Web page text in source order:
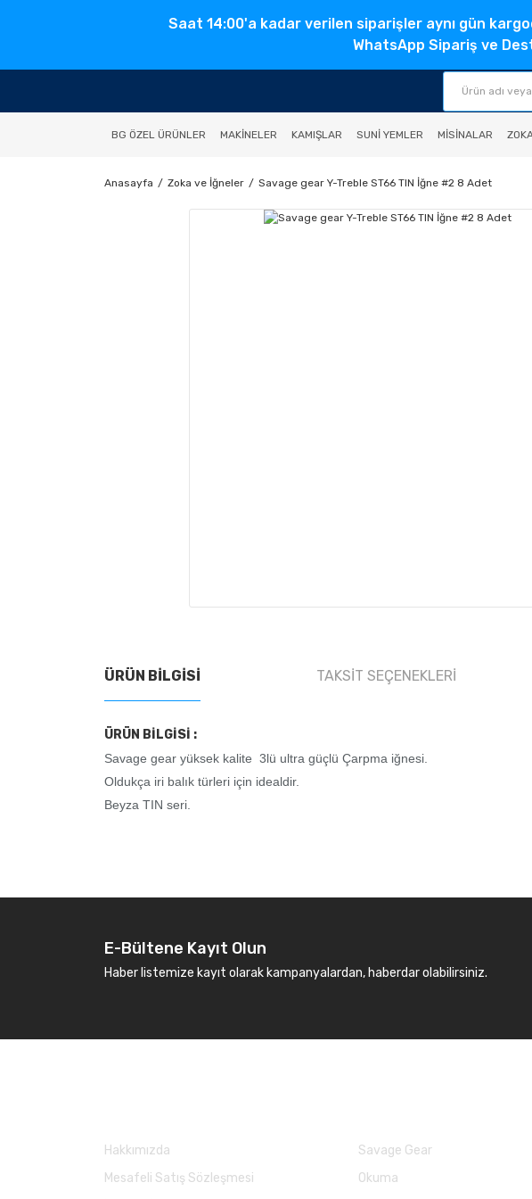
Saat 14:00'a kadar verilen siparişler aynı gün
WhatsApp Sipariş ve
BG ÖZEL ÜRÜNLER MAKINELER KAMIŞLAR SUNI YEMLER MISINALAR
Anasayfa Zoka ve İğneler Savage gear Y-Treble ST66 TIN İğne #2 8 Adet
ÜRÜN BILGISI TAKSIT SEÇENEKLERI
ÜRÜN BİLGİSİ :
Savage gear yüksek kalite 3lü ultra güçlü Çarpma iğnesi.
Oldukça iri balık türleri için idealdir.
Beyza TIN seri.
E-Bültene Kayıt Olun
Haber listemize kayıt olarak kampanyalardan, haberdar olabilirsiniz.
Hakkımızda
Mesafeli Satış Sözleşmesi
Savage Gear
Okuma